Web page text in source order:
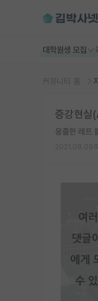
대학원생 모집
커뮤니티 홈
증강현실
옹졸한 레프